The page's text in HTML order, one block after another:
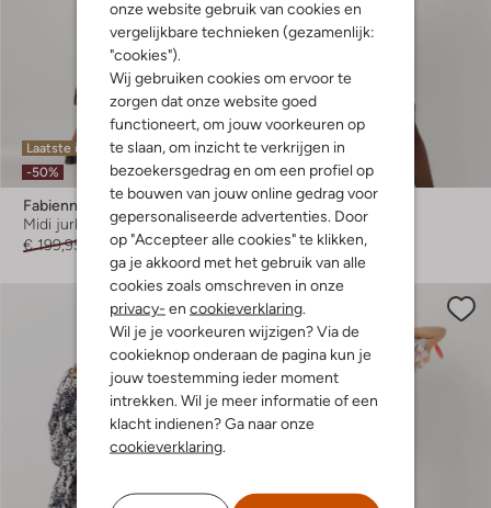
onze website gebruik van cookies en
vergelijkbare technieken (gezamenlijk:
"cookies").
Wij gebruiken cookies om ervoor te
zorgen dat onze website goed
functioneert, om jouw voorkeuren op
te slaan, om inzicht te verkrijgen in
bezoekersgedrag en om een profiel op
te bouwen van jouw online gedrag voor
gepersonaliseerde advertenties. Door
op "Accepteer alle cookies" te klikken,
ga je akkoord met het gebruik van alle
cookies zoals omschreven in onze
privacy- en cookieverklaring.
Wil je je voorkeuren wijzigen? Via de
cookieknop onderaan de pagina kun je
jouw toestemming ieder moment
intrekken. Wil je meer informatie of een
klacht indienen? Ga naar onze
cookieverklaring.
Laatste items
-50%
Fabienne Chapot
Midi jurk
€ 199,95
€ 99,95
Laatste items
-50%
Fabienne Chapot
Midi jurk
€ 189,95 € 94,95